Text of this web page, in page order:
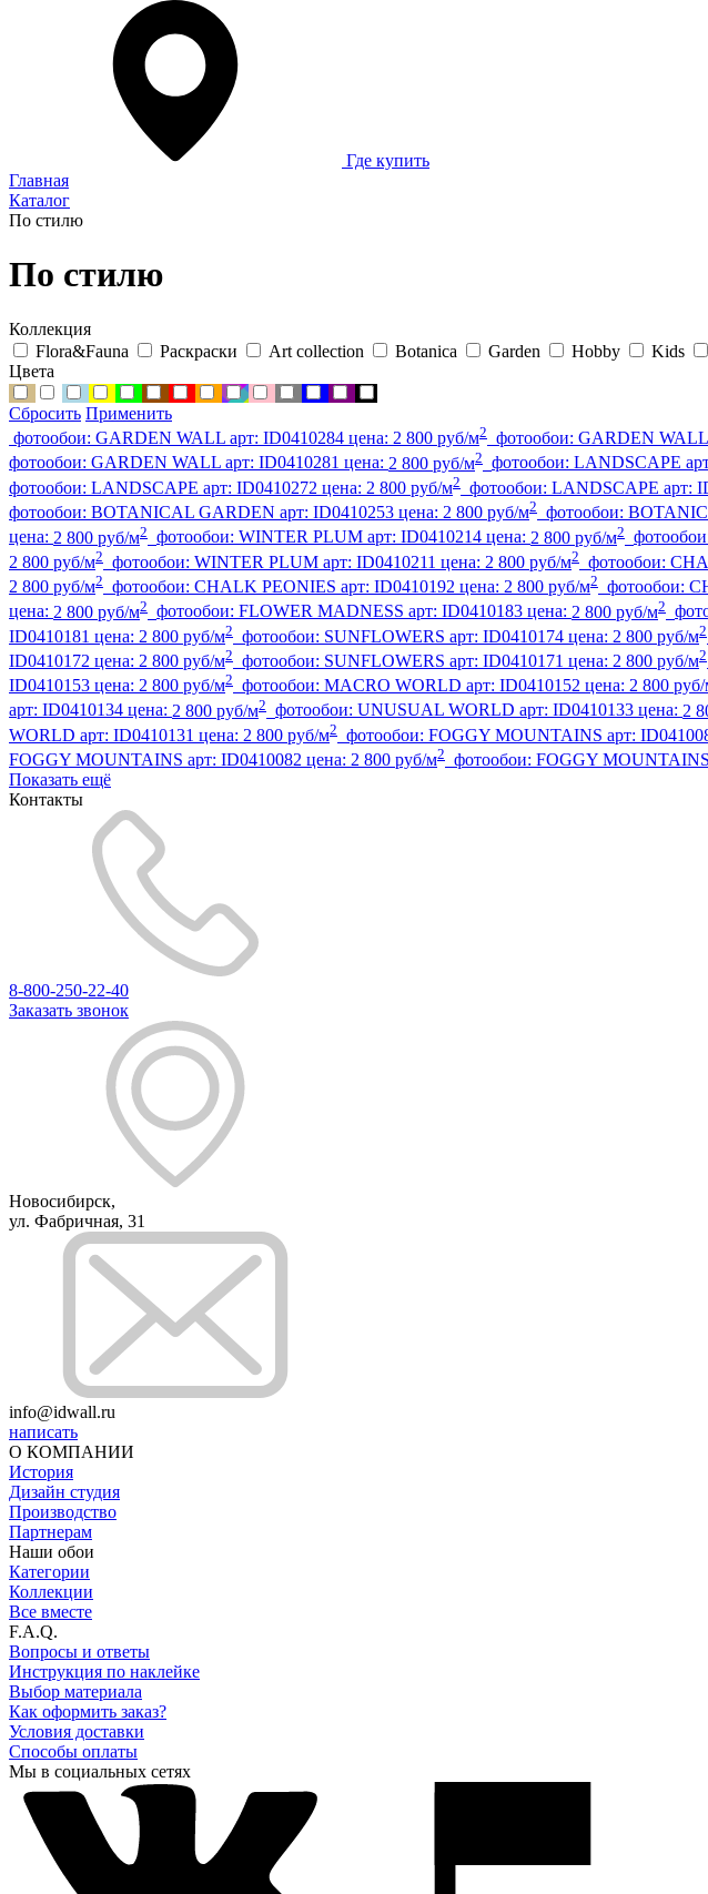
Где купить
Главная
Каталог
По стилю
По стилю
Коллекция
Flora&Fauna
Раскраски Art collection Botanica Garden Hobby Kids
Цвета
Сбросить Применить
фотообои: GARDEN WALL арт: ID0410284 цена: 2 800 руб/м2 фотообои: GARDEN WALL
фотообои: GARDEN WALL арт: ID0410281 цена: 2 800 руб/м2 фотообои: LANDSCAPE
фотообои: LANDSCAPE арт: ID0410272 цена: 2 800 руб/м2 фотообои: LANDSCAPE арт:
фотообои: BOTANICAL GARDEN арт: ID0410253 цена: 2 800 руб/м2 фотообои:
цена: 2 800 руб/м2 фотообои: WINTER PLUM арт: ID0410214 цена: 2 800 руб/м2
2 800 руб/м2 фотообои: WINTER PLUM арт: ID0410211 цена: 2 800 руб/м2 фотообои:
2 800 руб/м2 фотообои: CHALK PEONIES арт: ID0410192 цена: 2 800 руб/м2 фотообои:
цена: 2 800 руб/м2 фотообои: FLOWER MADNESS арт: ID0410183 цена: 2 800 руб/м2
ID0410181 цена: 2 800 руб/м2 фотообои: SUNFLOWERS арт: ID0410174 цена: 2 800 руб/м2
ID0410172 цена: 2 800 руб/м2 фотообои: SUNFLOWERS арт: ID0410171 цена: 2 800 руб/м2
ID0410153 цена: 2 800 руб/м2 фотообои: MACRO WORLD арт: ID0410152 цена: 2 800
арт: ID0410134 цена: 2 800 руб/м2 фотообои: UNUSUAL WORLD арт: ID0410133 цена: 2
WORLD арт: ID0410131 цена: 2 800 руб/м2 фотообои: FOGGY MOUNTAINS арт:
FOGGY MOUNTAINS арт: ID0410082 цена: 2 800 руб/м2 фотообои: FOGGY MOUNTAINS
Показать ещё
Контакты
8-800-250-22-40
Заказать звонок
Новосибирск,
ул. Фабричная, 31
info@idwall.ru
написать
О КОМПАНИИ
История
Дизайн студия
Производство
Партнерам
Наши обои
Категории
Коллекции
Все вместе
F.A.Q.
Вопросы и ответы
Инструкция по наклейке
Выбор материала
Как оформить заказ?
Условия доставки
Способы оплаты
Мы в социальных сетях